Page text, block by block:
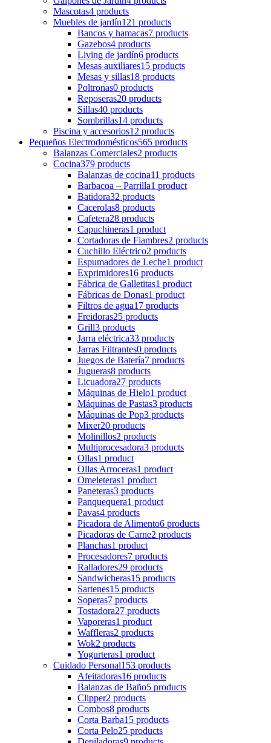
Mascotas4 products
Muebles de jardín121 products
Bancos y hamacas7 products
Gazebos4 products
Living de jardín6 products
Mesas auxiliares15 products
Mesas y sillas18 products
Poltronas0 products
Reposeras20 products
Sillas40 products
Sombrillas14 products
Piscina y accesorios12 products
Pequeños Electrodomésticos565 products
Balanzas Comerciales2 products
Cocina379 products
Balanzas de cocina11 products
Barbacoa – Parrilla1 product
Batidora32 products
Cacerolas8 products
Cafetera28 products
Capuchineras1 product
Cortadoras de Fiambres2 products
Cuchillo Eléctrico2 products
Espumadores de Leche1 product
Exprimidores16 products
Fábrica de Galletitas1 product
Fábricas de Donas1 product
Filtros de agua17 products
Freidoras25 products
Grill3 products
Jarra eléctrica33 products
Jarras Filtrantes0 products
Juegos de Batería7 products
Jugueras8 products
Licuadora27 products
Máquinas de Hielo1 product
Máquinas de Pastas3 products
Máquinas de Pop3 products
Mixer20 products
Molinillos2 products
Multiprocesadora3 products
Ollas1 product
Ollas Arroceras1 product
Omeleteras1 product
Paneteras3 products
Panquequera1 product
Pavas4 products
Picadora de Alimento6 products
Picadoras de Carne2 products
Planchas1 product
Procesadores7 products
Ralladores29 products
Sandwicheras15 products
Sartenes15 products
Soperas7 products
Tostadora27 products
Vaporeras1 product
Waffleras2 products
Wok2 products
Yogurteras1 product
Cuidado Personal153 products
Afeitadoras16 products
Balanzas de Baño5 products
Clipper2 products
Combos8 products
Corta Barba15 products
Corta Pelo25 products